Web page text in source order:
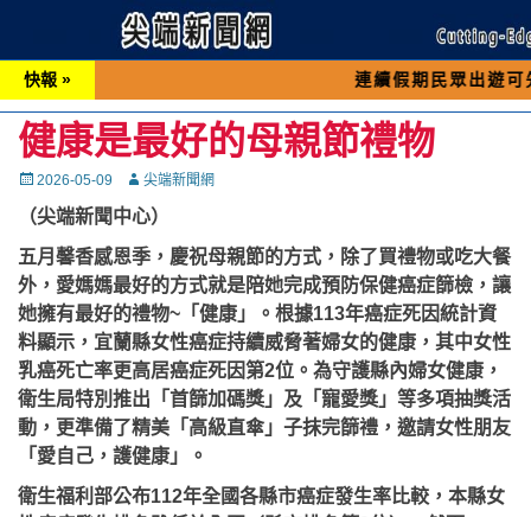
快報 » 連續假期民眾出遊可先撥打交通
健康是最好的母親節禮物
Posted
2026-05-09 Autor尖端新聞網
（尖端新聞中心）
五月馨香感恩季，慶祝母親節的方式，除了買禮物或吃大餐
外，愛媽媽最好的方式就是陪她完成預防保健癌症篩檢，讓
她擁有最好的禮物~「健康」。根據113年癌症死因統計資
料顯示，宜蘭縣女性癌症持續威脅著婦女的健康，其中女性
乳癌死亡率更高居癌症死因第2位。為守護縣內婦女健康，
衛生局特別推出「首篩加碼獎」及「寵愛獎」等多項抽獎活
動，更準備了精美「高級直傘」子抹完篩禮，邀請女性朋友
「愛自己，護健康」。
衛生福利部公布112年全國各縣市癌症發生率比較，本縣女